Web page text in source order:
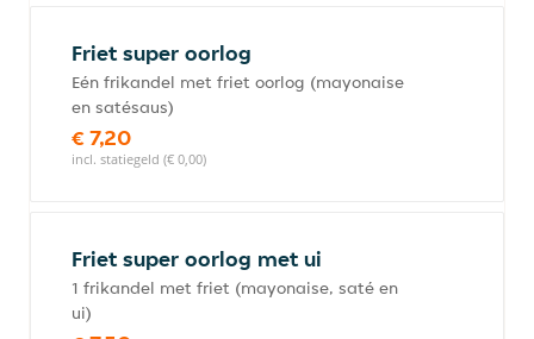
Friet super oorlog
Eén frikandel met friet oorlog (mayonaise
en satésaus)
€ 7,20
incl. statiegeld (€ 0,00)
Friet super oorlog met ui
1 frikandel met friet (mayonaise, saté en
ui)